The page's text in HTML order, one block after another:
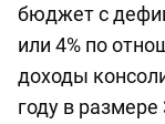
бюджет с
или 4% по
доходы
году в